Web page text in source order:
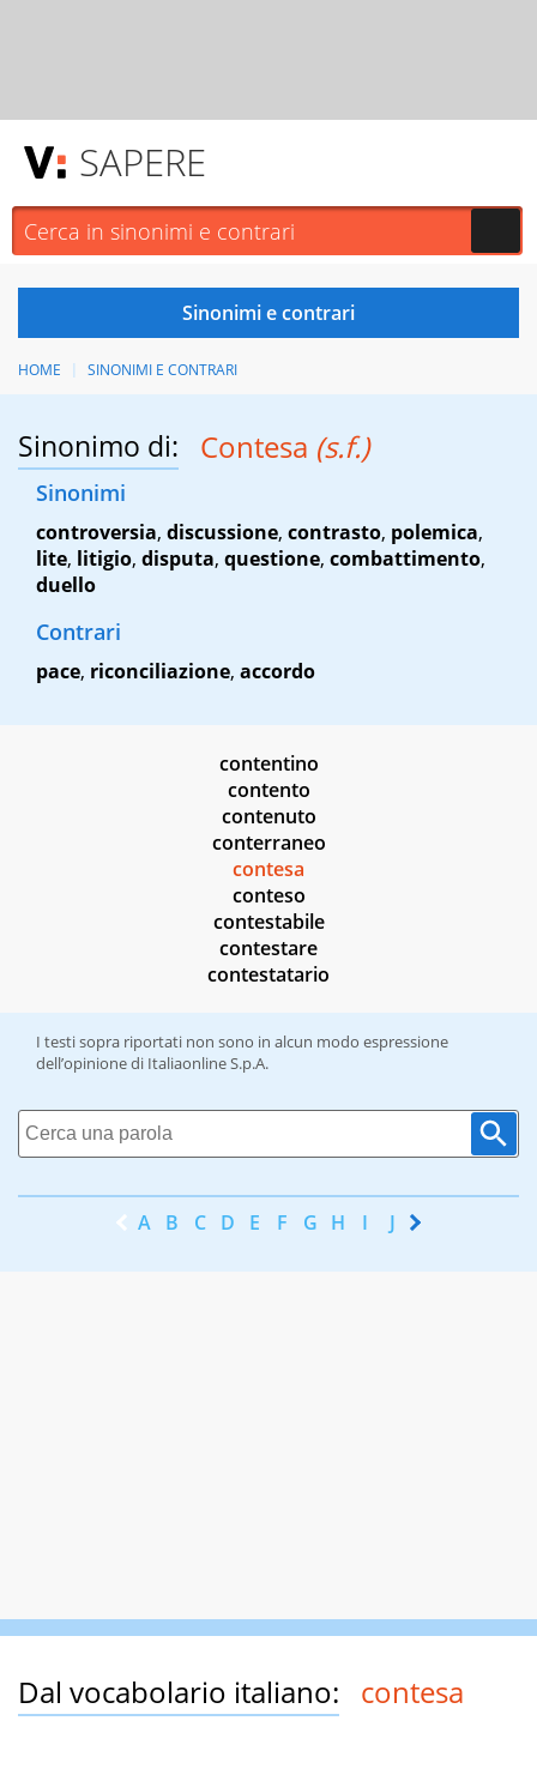
SAPERE
HOME SINONIMI E CONTRARI
Sinonimo di: Contesa (s.f.)
Sinonimi
controversia, discussione, contrasto, polemica,
lite, litigio, disputa, questione, combattimento,
duello
Contrari
pace, riconciliazione, accordo
contentino
contento
contenuto
conterraneo
contesa
conteso
contestabile
contestare
contestatario
I testi sopra riportati non sono in alcun modo espressione
dell’opinione di Italiaonline S.p.A.
A B C D E F G H I J K
Dal vocabolario italiano: contesa